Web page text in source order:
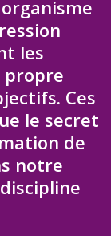
les
propre
Ces
le secret
de
notre